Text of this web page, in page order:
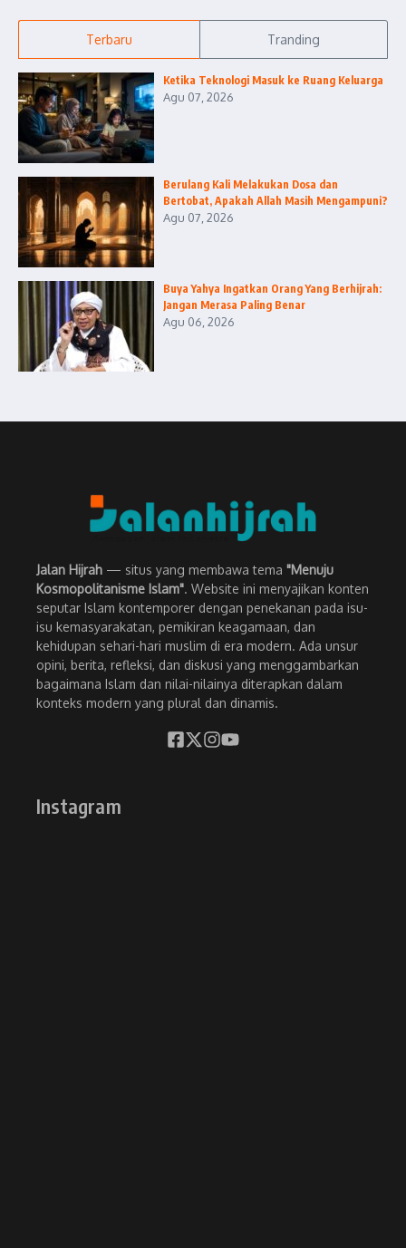
Terbaru Tranding
Ketika Teknologi Masuk ke Ruang Keluarga
Agu 07, 2026
Berulang Kali Melakukan Dosa dan
Bertobat, Apakah Allah Masih Mengampuni?
Agu 07, 2026
Buya Yahya Ingatkan Orang Yang Berhijrah:
Jangan Merasa Paling Benar
Agu 06, 2026
Jalan Hijrah — situs yang membawa tema "Menuju
Kosmopolitanisme Islam". Website ini menyajikan konten
seputar Islam kontemporer dengan penekanan pada isu-
isu kemasyarakatan, pemikiran keagamaan, dan
kehidupan sehari-hari muslim di era modern. Ada unsur
opini, berita, refleksi, dan diskusi yang menggambarkan
bagaimana Islam dan nilai-nilainya diterapkan dalam
konteks modern yang plural dan dinamis.
Instagram